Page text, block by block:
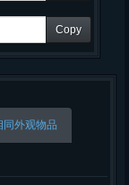
Copy
同外观物品